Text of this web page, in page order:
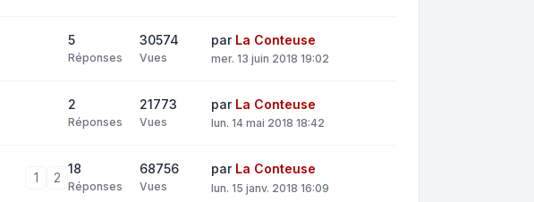
5
Réponses
30574
Vues
par La Conteuse
mer. 13 juin 2018 19:02
2
Réponses
21773
Vues
par La Conteuse
lun. 14 mai 2018 18:42
1 2
18
Réponses
68756
Vues
par La Conteuse
lun. 15 janv. 2018 16:09